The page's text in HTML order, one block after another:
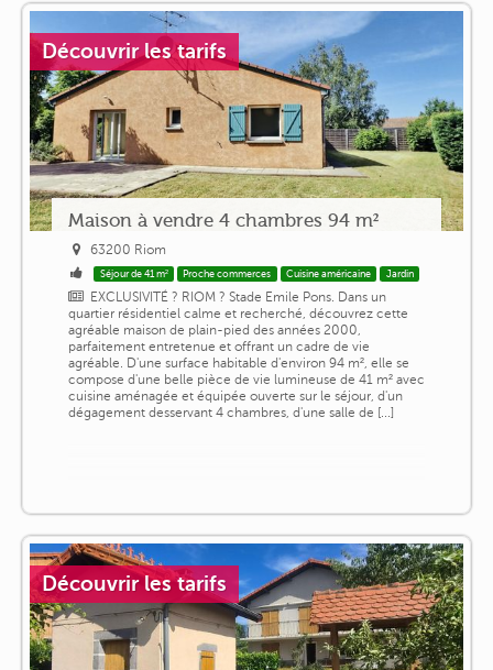
Découvrir les tarifs
Maison à vendre 4 chambres 94 m²
63200 Riom
Séjour de 41 m² Proche commerces Cuisine américaine Jardin
EXCLUSIVITÉ ? RIOM ? Stade Emile Pons. Dans un
quartier résidentiel calme et recherché, découvrez cette
agréable maison de plain-pied des années 2000,
parfaitement entretenue et offrant un cadre de vie
agréable. D'une surface habitable d'environ 94 m², elle se
compose d'une belle pièce de vie lumineuse de 41 m² avec
cuisine aménagée et équipée ouverte sur le séjour, d'un
dégagement desservant 4 chambres, d'une salle de [...]
Découvrir les tarifs